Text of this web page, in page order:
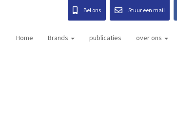
Bel ons Stuur een mail
Home Brands publicaties over ons